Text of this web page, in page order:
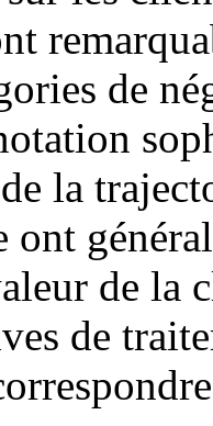
de
la
ont
de
de